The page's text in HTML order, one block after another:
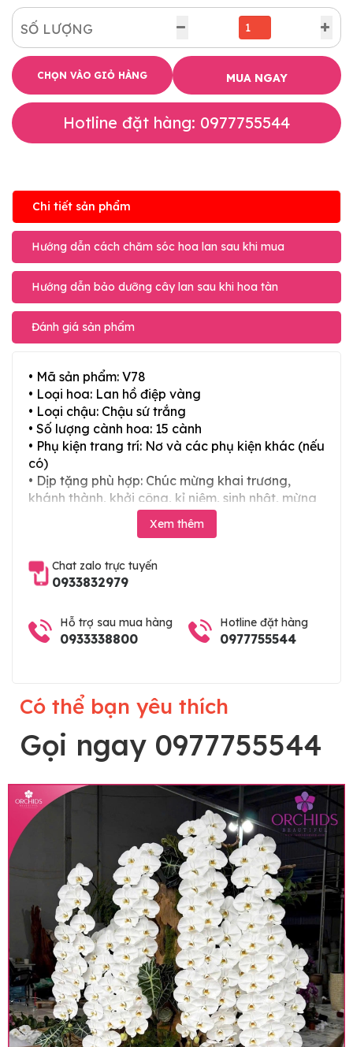
SỐ LƯỢNG
CHỌN VÀO GIỎ HÀNG MUA NGAY
Hotline đặt hàng: 0977755544
Chi tiết sản phẩm
Hướng dẫn cách chăm sóc hoa lan sau khi mua
Hướng dẫn bảo dưỡng cây lan sau khi hoa tàn
Đánh giá sản phẩm
• Mã sản phẩm: V78
• Loại hoa: Lan hồ điệp vàng
• Loại chậu: Chậu sứ trắng
• Số lượng cành hoa: 15 cành
• Phụ kiện trang trí: Nơ và các phụ kiện khác (nếu
có)
• Dịp tặng phù hợp: Chúc mừng khai trương,
khánh thành, khởi công, kỉ niệm, sinh nhật, mừng
thọ, mừng cưới, tân gia và các ngày lễ tết trong
Lưu ý trước khi đặt hàng
• Về cây hoa: Một chậu hoa lan hồ điệp đẹp và
hoàn chỉnh sẽ được phối ghép từ nhiều cây hoa
và tạo dáng hoàn toàn thủ công nên có thể sẽ
khác nhau đôi chút giữa sản phẩm thực tế và
Xem thêm
Chat zalo trực tuyến
0933832979
Hỗ trợ sau mua hàng
0933338800
Hotline đặt hàng
0977755544
Có thể bạn yêu thích
Gọi ngay 0977755544